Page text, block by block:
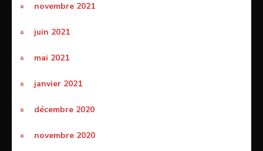
novembre 2021
juin 2021
mai 2021
janvier 2021
décembre 2020
novembre 2020